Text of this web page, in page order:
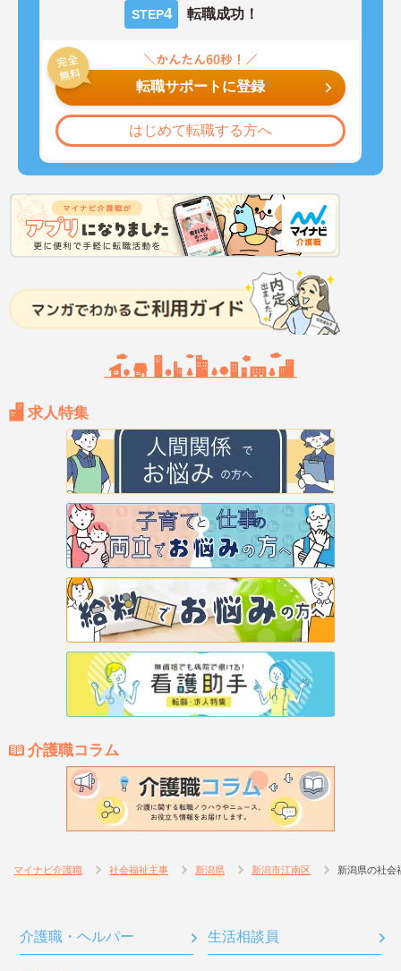
STEP4 転職成功！
転職サポートに登録
はじめて転職する方へ
求人特集
介護職コラム
マイナビ介護職 社会福祉主事 新潟県 新潟市江南区 新潟県の社会
介護職・ヘルパー 生活相談員